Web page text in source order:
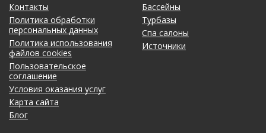
Контакты
Политика обработки
персональных данных
Политика использования
файлов cookies
Пользовательское
соглашение
Условия оказания услуг
Карта сайта
Блог
Бассейны
Турбазы
Спа салоны
Источники